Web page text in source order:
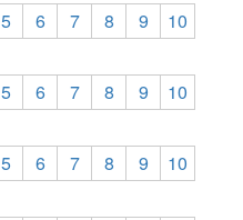
5 6 7 8 9
10
5 6 7 8 9
10
5 6 7 8 9
10